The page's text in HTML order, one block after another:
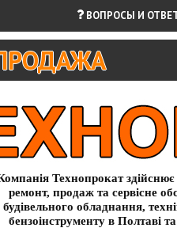
ВОПРОСЫ И
Технопрокат здійснює
ремонт, продаж та сервісне
будівельного обладнання,
бензоінструменту в Полтаві